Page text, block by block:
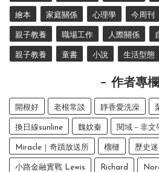
繪本 家庭關係 心理學 今周刊
親子教養 職場工作 人際關係
親子教養 童書 小說 生活型態
作者專欄
開根好 老根常談 靜香愛洗澡
換日線sunline 魏妏秦 閱域－非文
Miracle｜奇蹟放送所 榴槤 歷史迷
小路金融實戰 Lewis Richard